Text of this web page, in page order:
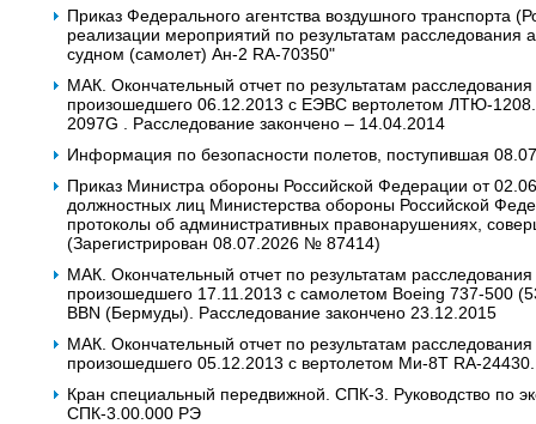
Приказ Федерального агентства воздушного
реализации мероприятий по результатам
судном (самолет) Ан-2 RA-70350"
МАК. Окончательный отчет по результатам
произошедшего 06.12.2013 с ЕЭВС вертолетом ЛТЮ-1208.
2097G . Расследование закончено – 14.04.2014
Информация по безопасности полетов, поступившая
Приказ Министра обороны Российской Федерации от
должностных лиц Министерства обороны Российской
протоколы об административных правонарушениях,
(Зарегистрирован 08.07.2026 № 87414)
МАК. Окончательный отчет по результатам
произошедшего 17.11.2013 c самолетом Boeing 737-500
BBN (Бермуды). Расследование закончено 23.12.2015
МАК. Окончательный отчет по результатам
произошедшего 05.12.2013 с вертолетом Ми-8Т RA-
Кран специальный передвижной. СПК-3. Руководство по
СПК-3.00.000 РЭ